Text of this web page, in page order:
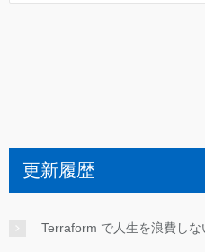
更新履歴
Terraform で人生を浪費し